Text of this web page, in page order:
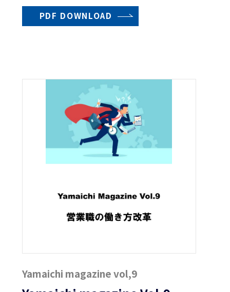
PDF DOWNLOAD
Yamaichi magazine vol,9